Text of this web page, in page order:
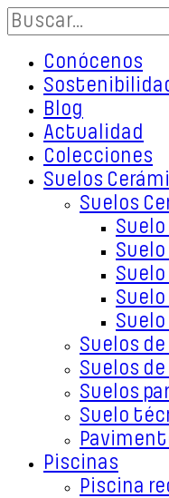
Conócenos
Blog
Actualidad
Colecciones
Suelos
Suelos
Suelos
Suelos
Suelos
Suelo
Piscinas
Piscina